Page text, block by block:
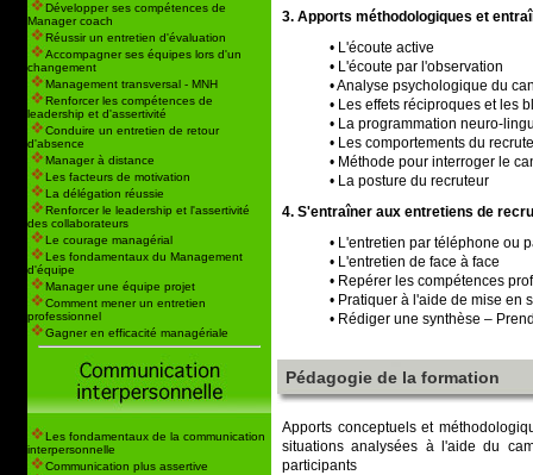
Développer ses compétences de
Manager coach
Réussir un entretien d'évaluation
Accompagner ses équipes lors d'un
changement
Management transversal - MNH
Renforcer les compétences de
leadership et d'assertivité
Conduire un entretien de retour
d'absence
Manager à distance
Les facteurs de motivation
La délégation réussie
Renforcer le leadership et l'assertivité
des collaborateurs
Le courage managérial
Les fondamentaux du Management
d'équipe
Manager une équipe projet
Comment mener un entretien
professionnel
Gagner en efficacité managériale
Les fondamentaux de la communication
interpersonnelle
Communication plus assertive
3. Apports méthodologiques et
• L'écoute active
• L'écoute par l'observation
• Analyse psychologique du
• Les effets réciproques et les
• La programmation neuro-
• Les comportements du
• Méthode pour interroger le
• La posture du recruteur
4. S'entraîner aux entretiens de
• L'entretien par téléphone ou
• L'entretien de face à face
• Repérer les compétences
• Pratiquer à l'aide de mise en
• Rédiger une synthèse –
Pédagogie de la formation
Apports conceptuels et
situations analysées à l'aide du
participants